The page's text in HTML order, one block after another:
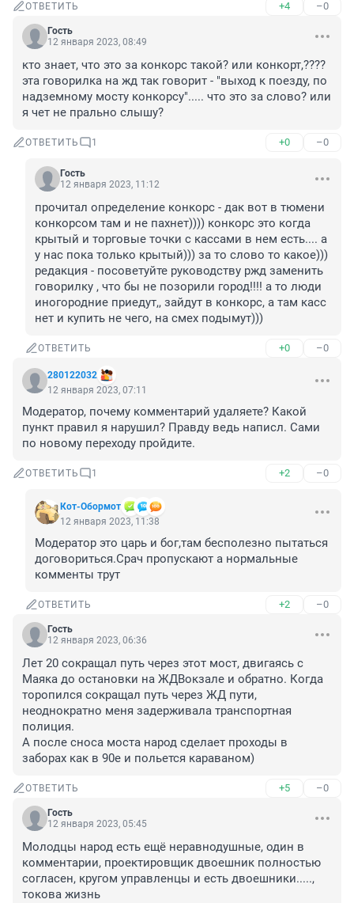
ОТВЕТИТЬ +4 –0
Гость
12 января 2023, 08:49
кто знает, что это за конкорс такой? или конкорт,????
эта говорилка на жд так говорит - "выход к поезду, по
надземному мосту конкорсу"..... что это за слово? или
я чет не прально слышу?
ОТВЕТИТЬ 1 +0 –0
Гость
12 января 2023, 11:12
прочитал определение конкорс - дак вот в тюмени
конкорсом там и не пахнет)))) конкорс это когда
крытый и торговые точки с кассами в нем есть.... а
у нас пока только крытый))) за то слово то какое)))
редакция - посоветуйте руководству ржд заменить
говорилку , что бы не позорили город!!!! а то люди
иногородние приедут,, зайдут в конкорс, а там касс
нет и купить не чего, на смех подымут)))
ОТВЕТИТЬ +0 –0
280122032
12 января 2023, 07:11
Модератор, почему комментарий удаляете? Какой
пункт правил я нарушил? Правду ведь написл. Сами
по новому переходу пройдите.
ОТВЕТИТЬ 1 +2 –0
Кот-Обормот
12 января 2023, 11:38
Модератор это царь и бог,там бесполезно пытаться
договориться.Срач пропускают а нормальные
комменты трут
ОТВЕТИТЬ +2 –0
Гость
12 января 2023, 06:36
Лет 20 сокращал путь через этот мост, двигаясь с
Маяка до остановки на ЖДВокзале и обратно. Когда
торопился сокращал путь через ЖД пути,
неоднократно меня задерживала транспортная
полиция.
А после сноса моста народ сделает проходы в
заборах как в 90е и польется караваном)
ОТВЕТИТЬ +5 –0
Гость
12 января 2023, 05:45
Молодцы народ есть ещё неравнодушные, один в
комментарии, проектировщик двоешник полностью
согласен, кругом управленцы и есть двоешники.....,
токова жизнь